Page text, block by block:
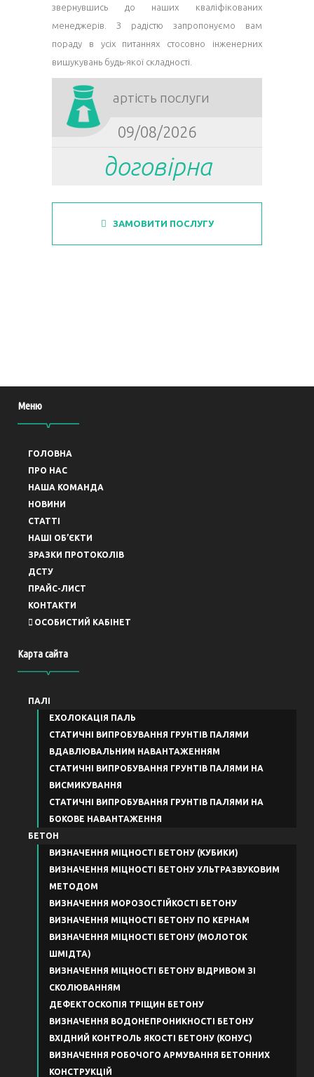
звернувшись до наших кваліфікованих
менеджерів. З радістю запропонуємо вам
пораду в усіх питаннях стосовно інженерних
вишукувань будь-якої складності.
Вартість послуги
09/08/2026
договірна
ЗАМОВИТИ ПОСЛУГУ
Меню
ГОЛОВНА
ПРО НАС
НАША КОМАНДА
НОВИНИ
СТАТТІ
НАШІ ОБ’ЄКТИ
ЗРАЗКИ ПРОТОКОЛІВ
ДСТУ
ПРАЙС-ЛИСТ
КОНТАКТИ
ОСОБИСТИЙ КАБІНЕТ
Карта сайта
ПАЛІ
ЕХОЛОКАЦІЯ ПАЛЬ
СТАТИЧНІ ВИПРОБУВАННЯ ГРУНТІВ ПАЛЯМИ
ВДАВЛЮВАЛЬНИМ НАВАНТАЖЕННЯМ
СТАТИЧНІ ВИПРОБУВАННЯ ГРУНТІВ ПАЛЯМИ НА
ВИСМИКУВАННЯ
СТАТИЧНІ ВИПРОБУВАННЯ ГРУНТІВ ПАЛЯМИ НА
БОКОВЕ НАВАНТАЖЕННЯ
БЕТОН
ВИЗНАЧЕННЯ МІЦНОСТІ БЕТОНУ (КУБИКИ)
ВИЗНАЧЕННЯ МІЦНОСТІ БЕТОНУ УЛЬТРАЗВУКОВИМ
МЕТОДОМ
ВИЗНАЧЕННЯ МОРОЗОСТІЙКОСТІ БЕТОНУ
ВИЗНАЧЕННЯ МІЦНОСТІ БЕТОНУ ПО КЕРНАМ
ВИЗНАЧЕННЯ МІЦНОСТІ БЕТОНУ (МОЛОТОК
ШМІДТА)
ВИЗНАЧЕННЯ МІЦНОСТІ БЕТОНУ ВІДРИВОМ ЗІ
СКОЛЮВАННЯМ
ДЕФЕКТОСКОПІЯ ТРІЩИН БЕТОНУ
ВИЗНАЧЕННЯ ВОДОНЕПРОНИКНОСТІ БЕТОНУ
ВХІДНИЙ КОНТРОЛЬ ЯКОСТІ БЕТОНУ (КОНУС)
ВИЗНАЧЕННЯ РОБОЧОГО АРМУВАННЯ БЕТОННИХ
КОНСТРУКЦІЙ